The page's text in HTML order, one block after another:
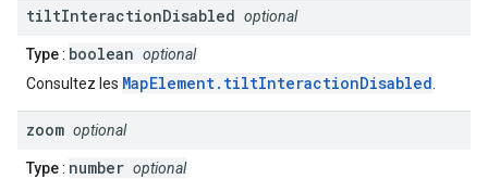
tiltInteractionDisabled optional
Type: boolean optional
Consultez les MapElement.tiltInteractionDisabled
zoom optional
Type: number optional